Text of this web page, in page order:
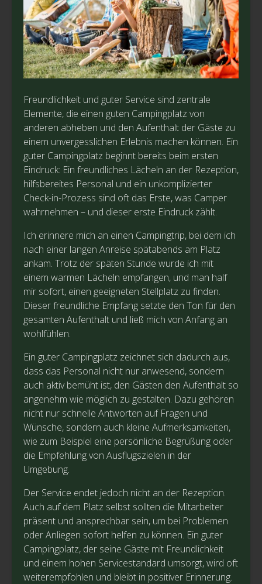
Freundlichkeit und guter Service sind zentrale
Elemente, die einen guten Campingplatz von
anderen abheben und den Aufenthalt der Gäste zu
einem unvergesslichen Erlebnis machen können. Ein
guter Campingplatz beginnt bereits beim ersten
Eindruck: Ein freundliches Lächeln an der Rezeption,
hilfsbereites Personal und ein unkomplizierter
Check-in-Prozess sind oft das Erste, was Camper
wahrnehmen – und dieser erste Eindruck zählt.
Ich erinnere mich an einen Campingtrip, bei dem ich
nach einer langen Anreise spätabends am Platz
ankam. Trotz der späten Stunde wurde ich mit
einem warmen Lächeln empfangen, und man half
mir sofort, einen geeigneten Stellplatz zu finden.
Dieser freundliche Empfang setzte den Ton für den
gesamten Aufenthalt und ließ mich von Anfang an
wohlfühlen.
Ein guter Campingplatz zeichnet sich dadurch aus,
dass das Personal nicht nur anwesend, sondern
auch aktiv bemüht ist, den Gästen den Aufenthalt so
angenehm wie möglich zu gestalten. Dazu gehören
nicht nur schnelle Antworten auf Fragen und
Wünsche, sondern auch kleine Aufmerksamkeiten,
wie zum Beispiel eine persönliche Begrüßung oder
die Empfehlung von Ausflugszielen in der
Umgebung.
Der Service endet jedoch nicht an der Rezeption.
Auch auf dem Platz selbst sollten die Mitarbeiter
präsent und ansprechbar sein, um bei Problemen
oder Anliegen sofort helfen zu können. Ein guter
Campingplatz, der seine Gäste mit Freundlichkeit
und einem hohen Servicestandard umsorgt, wird oft
weiterempfohlen und bleibt in positiver Erinnerung.